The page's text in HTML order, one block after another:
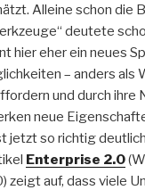
Alleine schon die
deutete
hier eher ein neues
– anders als
und durch ihre
neue
jetzt so richtig
Enterprise 2.0
zeigt auf, dass viele